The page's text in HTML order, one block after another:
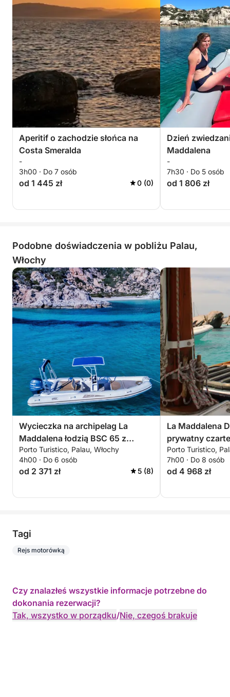
Aperitif o zachodzie słońca na
Costa Smeralda
-
3h00 · Do 7 osób
od 1 445 zł 0 (0)
Dzień
Maddalena
-
7h30 · Do 5 osób
od 1 806 zł
Podobne doświadczenia w pobliżu Palau,
Włochy
Wycieczka na archipelag La
Maddalena łodzią BSC 65 z
kierowcą (pół dnia, 4 godziny)
Porto Turistico, Palau, Włochy
4h00 · Do 6 osób
od 2 371 zł 5 (8)
La Maddalena
prywatny
Porto Turistico,
7h00 · Do 8 osób
od 4 968 zł
Tagi
Rejs motorówką
Czy znalazłeś wszystkie informacje potrzebne do
dokonania rezerwacji?
Tak, wszystko w porządku/Nie, czegoś brakuje